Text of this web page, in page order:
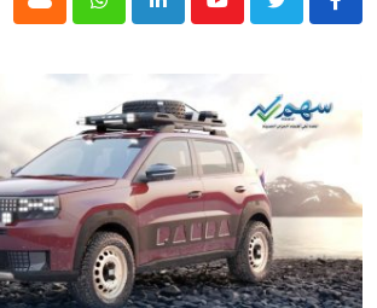
Youtube
LinkedIn
Whatsapp
Cloud